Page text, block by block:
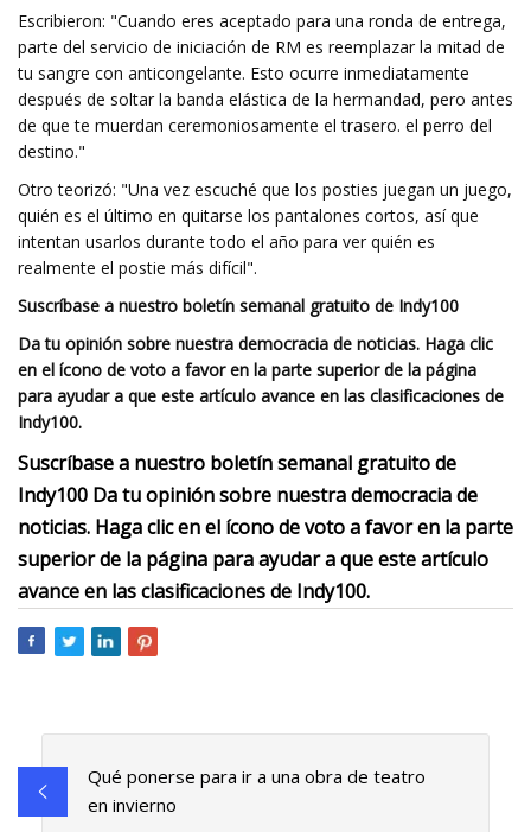
Escribieron: "Cuando eres aceptado para una ronda de entrega,
parte del servicio de iniciación de RM es reemplazar la mitad de
tu sangre con anticongelante. Esto ocurre inmediatamente
después de soltar la banda elástica de la hermandad, pero antes
de que te muerdan ceremoniosamente el trasero. el perro del
destino."
Otro teorizó: "Una vez escuché que los posties juegan un juego,
quién es el último en quitarse los pantalones cortos, así que
intentan usarlos durante todo el año para ver quién es
realmente el postie más difícil".
Suscríbase a nuestro boletín semanal gratuito de Indy100
Da tu opinión sobre nuestra democracia de noticias. Haga clic
en el ícono de voto a favor en la parte superior de la página
para ayudar a que este artículo avance en las clasificaciones de
Indy100.
Suscríbase a nuestro boletín semanal gratuito de
Indy100 Da tu opinión sobre nuestra democracia de
noticias. Haga clic en el ícono de voto a favor en la parte
superior de la página para ayudar a que este artículo
avance en las clasificaciones de Indy100.
Qué ponerse para ir a una obra de teatro
en invierno